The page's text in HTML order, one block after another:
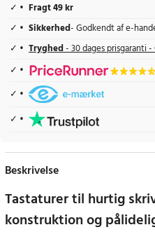
Fragt 49 kr
Sikkerhed- Godkendt af e-
Tryghed- 30 dages prisgaranti
Beskrivelse
Tastaturer til hurtig
konstruktion og